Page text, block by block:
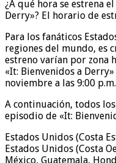
¿A qué hora se estrena
Derry»? El horario de
Para los fanáticos
regiones del mundo, es
estreno varían por zona
«It: Bienvenidos a
noviembre a las 9:00
A continuación, todos
episodio de «It:
Estados Unidos (Costa
Estados Unidos (Costa
México, Guatemala,